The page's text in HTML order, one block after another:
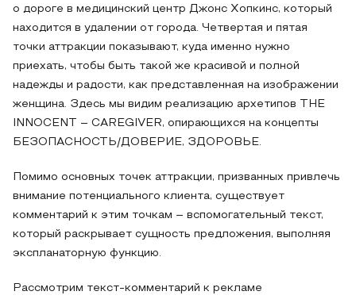
о дороге в медицинский центр Джонс Хопкинс, который
находится в удалении от города. Четвертая и пятая
точки аттракции показывают, куда именно нужно
приехать, чтобы быть такой же красивой и полной
надежды и радости, как представленная на изображении
женщина. Здесь мы видим реализацию архетипов THE
INNOCENT – CAREGIVER, опирающихся на концепты
БЕЗОПАСНОСТЬ/ДОВЕРИЕ, ЗДОРОВЬЕ.
Помимо основных точек аттракции, призванных привлечь
внимание потенциального клиента, существует
комментарий к этим точкам – вспомогательный текст,
который раскрывает сущность предложения, выполняя
экспланаторную функцию.
Рассмотрим текст-комментарий к рекламе